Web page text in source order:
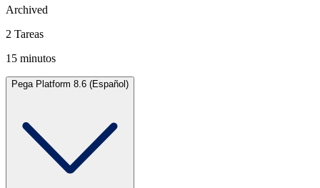
Archived
2 Tareas
15 minutos
Pega Platform 8.6 (Español)